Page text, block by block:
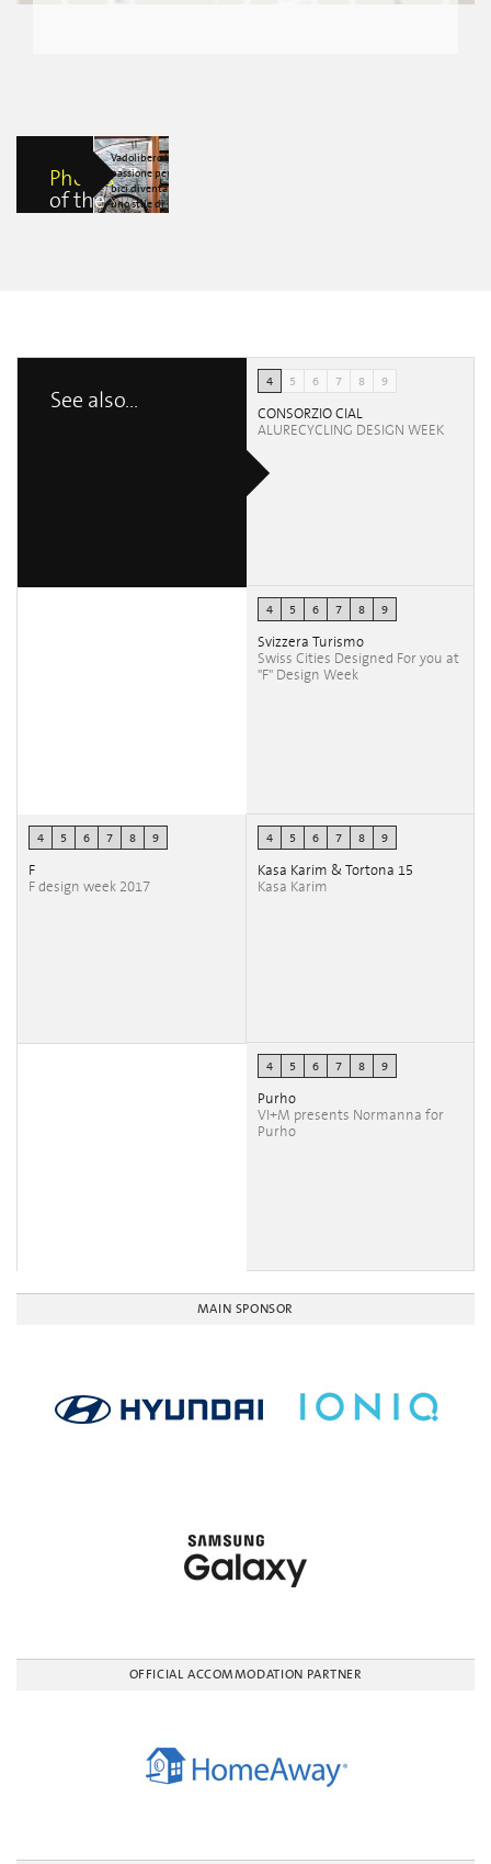
Photos
of the
Vadolibero la
passione per la
bici diventa
uno stile di
See also...
4 5 6 7 8 9
CONSORZIO CIAL
ALURECYCLING DESIGN WEEK
4 5 6 7 8 9
Svizzera Turismo
Swiss Cities Designed For you at
"F" Design Week
4 5 6 7 8 9
F
F design week 2017
4 5 6 7 8 9
Kasa Karim & Tortona 15
Kasa Karim
4 5 6 7 8 9
Purho
VI+M presents Normanna for
Purho
MAIN SPONSOR
OFFICIAL ACCOMMODATION PARTNER